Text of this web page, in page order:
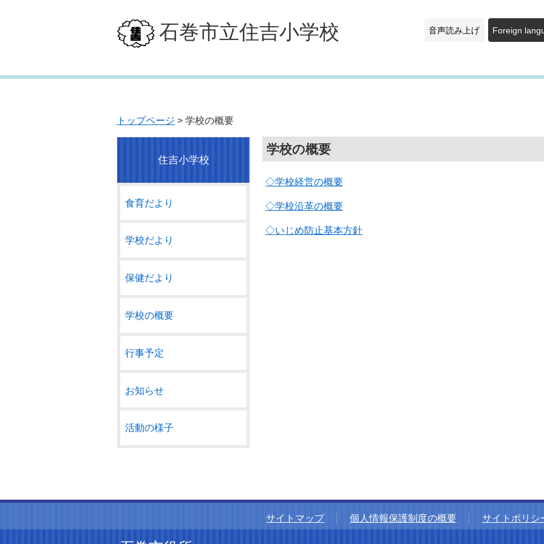
石巻市立住吉小学校 音声読み上げ Foreign
トップページ > 学校の概要
学校の概要
◇学校経営の概要
◇学校沿革の概要
◇いじめ防止基本方針
住吉小学校
食育だより
学校だより
保健だより
学校の概要
行事予定
お知らせ
活動の様子
サイトマップ 個人情報保護制度の概要 サイトポリシ